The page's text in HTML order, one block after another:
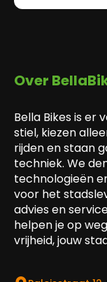
Over
Bella Bikes is er
stiel, kiezen
rijden en staan
techniek. We
technologieën
voor het
advies en
helpen je op
vrijheid, jouw